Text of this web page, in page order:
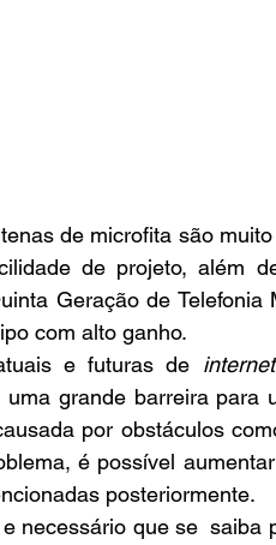
de projeto, além
Geração de Telefonia
com alto ganho.
e futuras de
internet
grande barreira para
por obstáculos
é possível
posteriormente.